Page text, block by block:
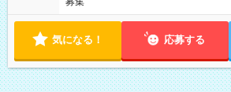
気になる！ 応募する